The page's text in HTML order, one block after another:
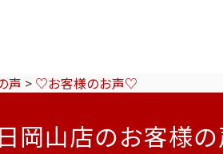
声 > ♡お客様のお声♡
岡山店のお客様